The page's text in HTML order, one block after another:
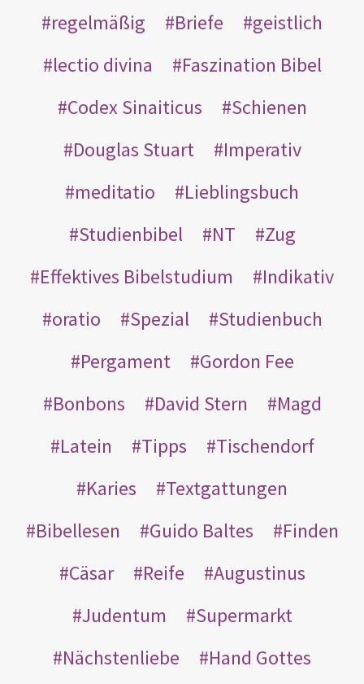
regelmäßig
Briefe
geistlich
lectio divina
Faszination Bibel
Codex Sinaiticus
Schienen
Douglas Stuart
Imperativ
meditatio
Lieblingsbuch
Studienbibel
NT
Zug
Effektives Bibelstudium
Indikativ
oratio
Spezial
Studienbuch
Pergament
Gordon Fee
Bonbons
David Stern
Magd
Latein
Tipps
Tischendorf
Karies
Textgattungen
Bibellesen
Guido Baltes
Finden
Cäsar
Reife
Augustinus
Judentum
Supermarkt
Nächstenliebe
Hand Gottes